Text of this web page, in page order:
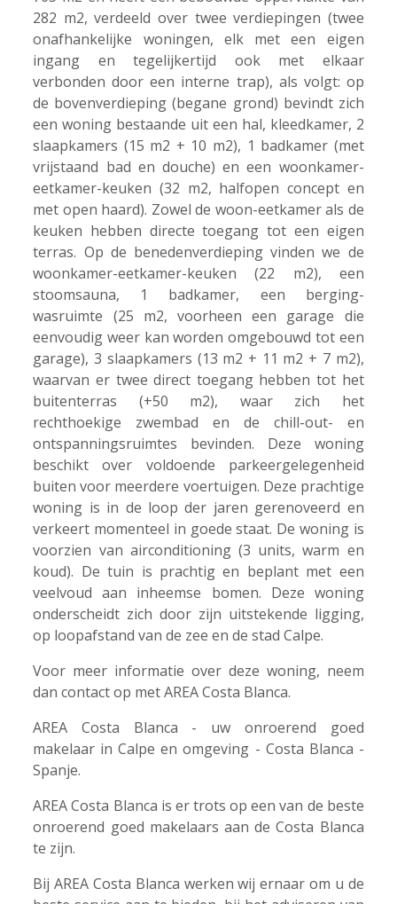
282 m2, verdeeld over twee verdiepingen (twee
onafhankelijke woningen, elk met een eigen
ingang en tegelijkertijd ook met elkaar
verbonden door een interne trap), als volgt: op
de bovenverdieping (begane grond) bevindt zich
een woning bestaande uit een hal, kleedkamer, 2
slaapkamers (15 m2 + 10 m2), 1 badkamer (met
vrijstaand bad en douche) en een woonkamer-
eetkamer-keuken (32 m2, halfopen concept en
met open haard). Zowel de woon-eetkamer als de
keuken hebben directe toegang tot een eigen
terras. Op de benedenverdieping vinden we de
woonkamer-eetkamer-keuken (22 m2), een
stoomsauna, 1 badkamer, een berging-
wasruimte (25 m2, voorheen een garage die
eenvoudig weer kan worden omgebouwd tot een
garage), 3 slaapkamers (13 m2 + 11 m2 + 7 m2),
waarvan er twee direct toegang hebben tot het
buitenterras (+50 m2), waar zich het
rechthoekige zwembad en de chill-out- en
ontspanningsruimtes bevinden. Deze woning
beschikt over voldoende parkeergelegenheid
buiten voor meerdere voertuigen. Deze prachtige
woning is in de loop der jaren gerenoveerd en
verkeert momenteel in goede staat. De woning is
voorzien van airconditioning (3 units, warm en
koud). De tuin is prachtig en beplant met een
veelvoud aan inheemse bomen. Deze woning
onderscheidt zich door zijn uitstekende ligging,
op loopafstand van de zee en de stad Calpe.
Voor meer informatie over deze woning, neem
dan contact op met AREA Costa Blanca.
AREA Costa Blanca - uw onroerend goed
makelaar in Calpe en omgeving - Costa Blanca -
Spanje.
AREA Costa Blanca is er trots op een van de beste
onroerend goed makelaars aan de Costa Blanca
te zijn.
Bij AREA Costa Blanca werken wij ernaar om u de